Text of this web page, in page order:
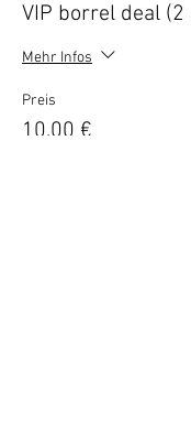
VIP borrel deal (2
Mehr Infos
Preis
10,00 €